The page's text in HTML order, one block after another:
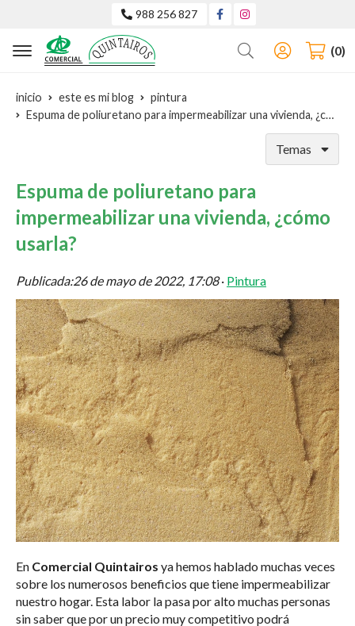
988 256 827
Buscar 0
inicio este es mi blog
pintura
Espuma de poliuretano para impermeabilizar una vivienda, ¿cómo usarla?
Temas
Espuma de poliuretano para
impermeabilizar una vivienda, ¿cómo
usarla?
Publicada:26 de mayo de 2022, 17:08· Pintura
En Comercial Quintairos ya hemos hablado muchas veces
sobre los numerosos beneficios que tiene impermeabilizar
nuestro hogar. Esta labor la pasa por alto muchas personas
sin saber que por un precio muy competitivo podrá